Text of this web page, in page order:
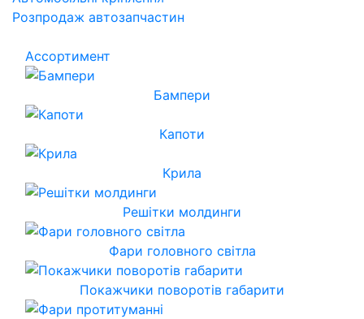
Розпродаж автозапчастин
Ассортимент
Бампери
Капоти
Крила
Решітки молдинги
Фари головного світла
Покажчики поворотів габарити